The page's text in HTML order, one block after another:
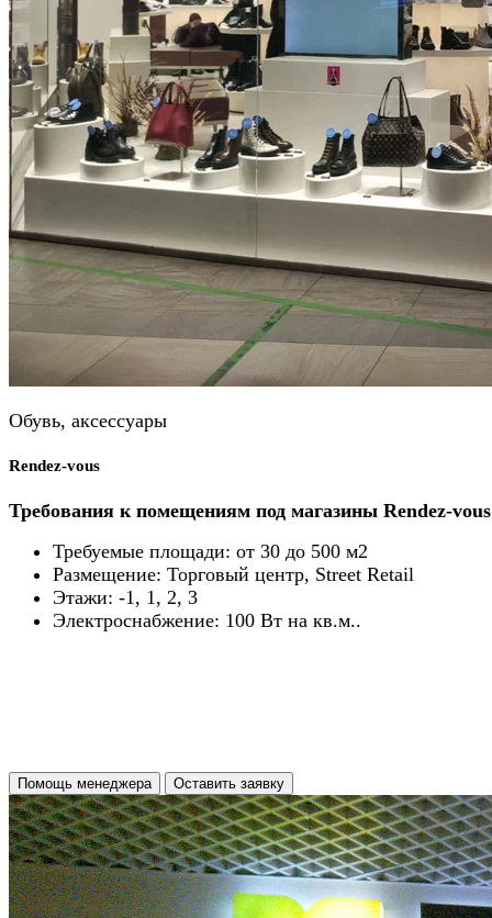
Обувь, аксессуары
Rendez-vous
Требования к помещениям под магазины Rendez-
Требуемые площади: от 30 до 500 м2
Размещение: Торговый центр, Street Retail
Этажи: -1, 1, 2, 3
Электроснабжение: 100 Вт на кв.м..
Помощь менеджера Оставить заявку